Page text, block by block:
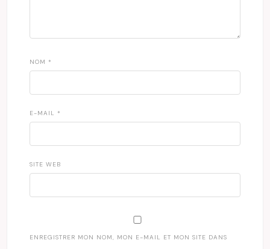
NOM *
E-MAIL *
SITE WEB
ENREGISTRER MON NOM, MON E-MAIL ET MON SITE DANS